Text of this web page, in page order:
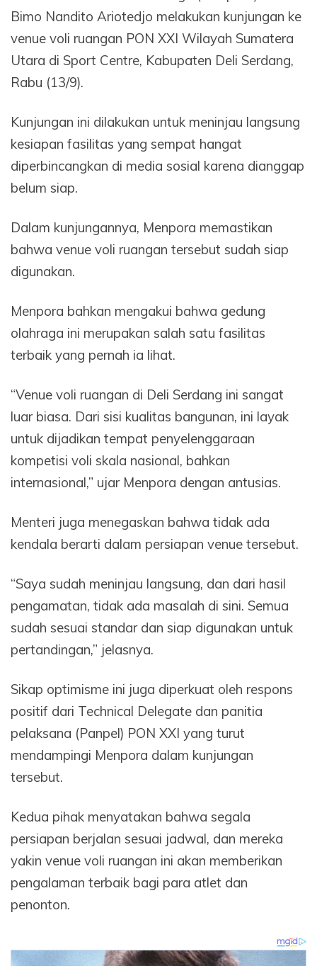
Bimo Nandito Ariotedjo melakukan kunjungan ke
venue voli ruangan PON XXI Wilayah Sumatera
Utara di Sport Centre, Kabupaten Deli Serdang,
Rabu (13/9).
Kunjungan ini dilakukan untuk meninjau langsung
kesiapan fasilitas yang sempat hangat
diperbincangkan di media sosial karena dianggap
belum siap.
Dalam kunjungannya, Menpora memastikan
bahwa venue voli ruangan tersebut sudah siap
digunakan.
Menpora bahkan mengakui bahwa gedung
olahraga ini merupakan salah satu fasilitas
terbaik yang pernah ia lihat.
“Venue voli ruangan di Deli Serdang ini sangat
luar biasa. Dari sisi kualitas bangunan, ini layak
untuk dijadikan tempat penyelenggaraan
kompetisi voli skala nasional, bahkan
internasional,” ujar Menpora dengan antusias.
Menteri juga menegaskan bahwa tidak ada
kendala berarti dalam persiapan venue tersebut.
“Saya sudah meninjau langsung, dan dari hasil
pengamatan, tidak ada masalah di sini. Semua
sudah sesuai standar dan siap digunakan untuk
pertandingan,” jelasnya.
Sikap optimisme ini juga diperkuat oleh respons
positif dari Technical Delegate dan panitia
pelaksana (Panpel) PON XXI yang turut
mendampingi Menpora dalam kunjungan
tersebut.
Kedua pihak menyatakan bahwa segala
persiapan berjalan sesuai jadwal, dan mereka
yakin venue voli ruangan ini akan memberikan
pengalaman terbaik bagi para atlet dan
penonton.